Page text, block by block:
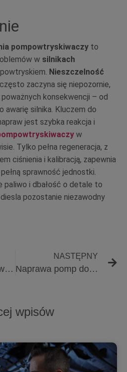
pompowtryskiwaczy to
w silnikach
Nieszczelność
często zaczyna się niepozornie,
konsekwencji – od
awarię silnika. Kluczem do
jest szybka reakcja i
w
Tylko pełna regeneracja, z
ciśnienia i kalibracją, zapewnia
sprawność jednostki.
paliwo i dbałość o detale to
pozostanie niezawodny
Naprawa pompowtryskiwaczy a problem z falującymi obrotami – co naprawdę trzeba sprawdzić
NASTĘPNY
Naprawa pomp do suwnic z układem otwartym – jak rozpoznać spadek ciśnienia w obiegu hydraulicznym
wpisów